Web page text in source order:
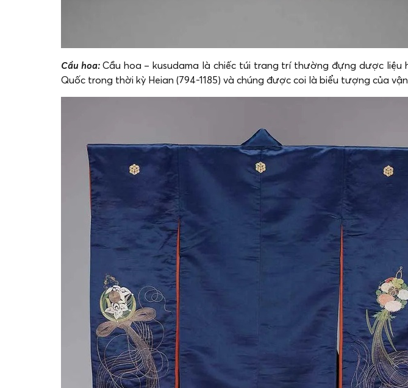
Cầu hoa: Cầu hoa – kusudama là chiếc túi trang trí thường đựng dược
Quốc trong thời kỳ Heian (794-1185) và chúng được coi là biểu tượng của vận